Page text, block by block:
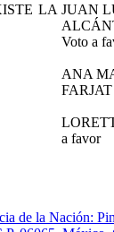
LA JUAN
Voto a
ANA
a favor
de la Nación: